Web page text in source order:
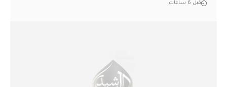
قبل 6 ساعات